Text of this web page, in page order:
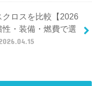
クロスを比較【2026
・装備・燃費で選